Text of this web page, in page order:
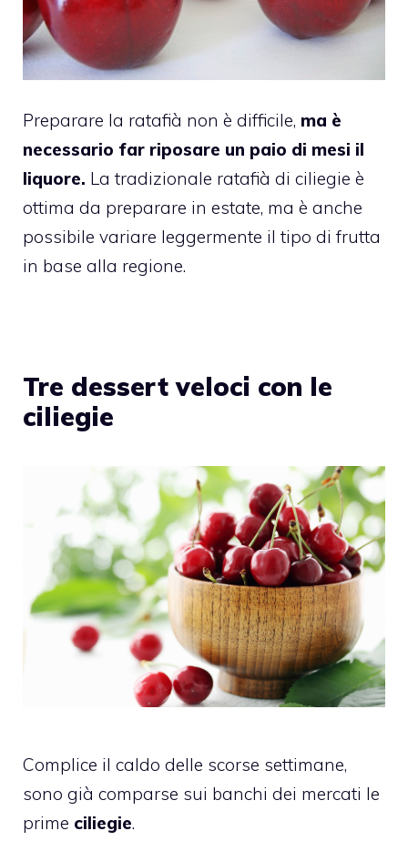
Preparare la ratafià non è difficile, ma è
necessario far riposare un paio di mesi il
liquore. La tradizionale ratafià di ciliegie è
ottima da preparare in estate, ma è anche
possibile variare leggermente il tipo di frutta
in base alla regione.
Tre dessert veloci con le
ciliegie
Complice il caldo delle scorse settimane,
sono già comparse sui banchi dei mercati le
prime ciliegie.